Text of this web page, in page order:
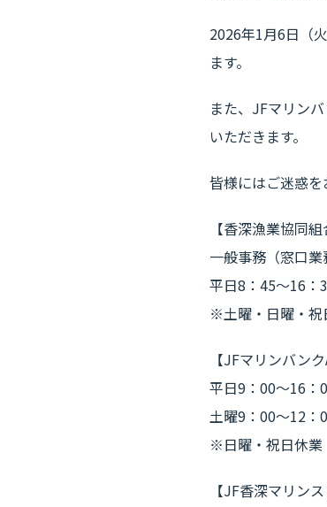
2026年1月6日（
ます。
また、JFマリン
いただきます。
皆様にはご迷惑を
【香深漁業協同組
一般事務（窓口業
平日8：45～16：
※土曜・日曜・祝
【JFマリンバンク
平日9：00～16：
土曜9：00～12：
※日曜・祝日休業
【JF香深マリンス